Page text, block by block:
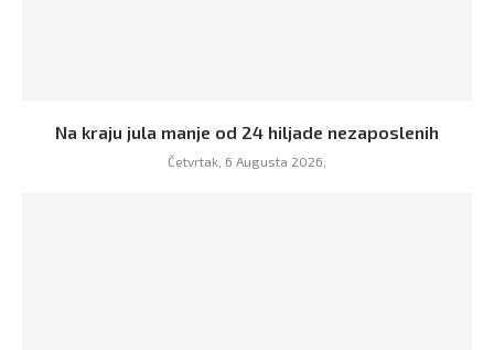
Na kraju jula manje od 24 hiljade nezaposlenih
Četvrtak, 6 Augusta 2026,